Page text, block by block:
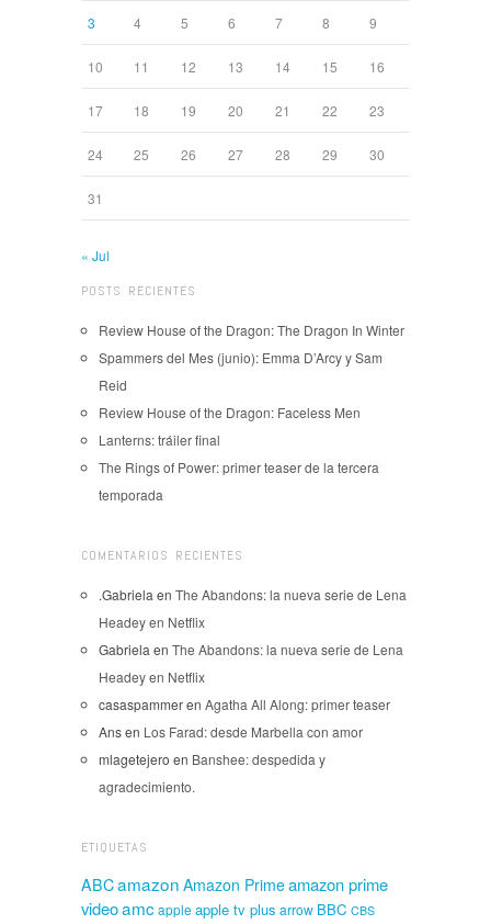
3 4 5 6 7 8 9
10 11 12 13 14 15 16
17 18 19 20 21 22 23
24 25 26 27 28 29 30
31
« Jul
POSTS RECIENTES
Review House of the Dragon: The Dragon In Winter
Spammers del Mes (junio): Emma D’Arcy y Sam
Reid
Review House of the Dragon: Faceless Men
Lanterns: tráiler final
The Rings of Power: primer teaser de la tercera
temporada
COMENTARIOS RECIENTES
.Gabriela en The Abandons: la nueva serie de Lena
Headey en Netflix
Gabriela en The Abandons: la nueva serie de Lena
Headey en Netflix
casaspammeren Agatha All Along: primer teaser
Ansen Los Farad: desde Marbella con amor
mlagetejero en Banshee: despedida y
agradecimiento.
ETIQUETAS
ABCamazon Amazon Primeamazon prime
videoamcapple apple tv plus arrow BBC CBS